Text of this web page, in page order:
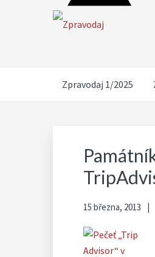
Zpravodaj 1/2025
15 března, 2013